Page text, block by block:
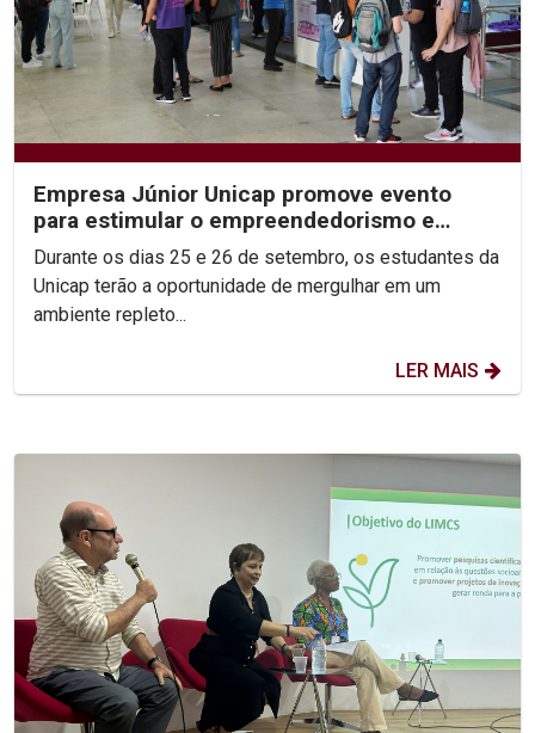
Empresa Júnior Unicap promove evento
para estimular o empreendedorismo e
conexão com o Mercado de...
Durante os dias 25 e 26 de setembro, os estudantes da
Unicap terão a oportunidade de mergulhar em um
ambiente repleto...
LER MAIS